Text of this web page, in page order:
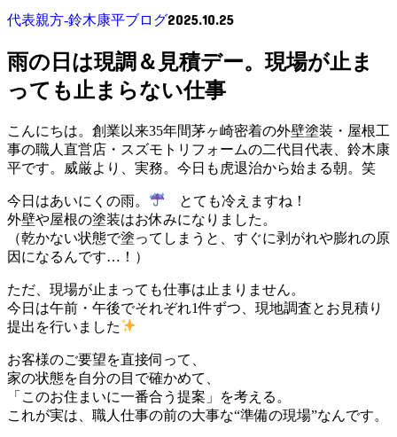
代表親方-鈴木康平ブログ2025.10.25
雨の日は現調＆見積デー。現場が止ま
っても止まらない仕事
こんにちは。創業以来35年間茅ヶ崎密着の外壁塗装・屋根工
事の職人直営店・スズモトリフォームの二代目代表、鈴木康
平です。威厳より、実務。今日も虎退治から始まる朝。笑
今日はあいにくの雨。
とても冷えますね！
外壁や屋根の塗装はお休みになりました。
（乾かない状態で塗ってしまうと、すぐに剥がれや膨れの原
因になるんです…！）
ただ、現場が止まっても仕事は止まりません。
今日は午前・午後でそれぞれ1件ずつ、現地調査とお見積り
提出を行いました
お客様のご要望を直接伺って、
家の状態を自分の目で確かめて、
「このお住まいに一番合う提案」を考える。
これが実は、職人仕事の前の大事な“準備の現場”なんです。